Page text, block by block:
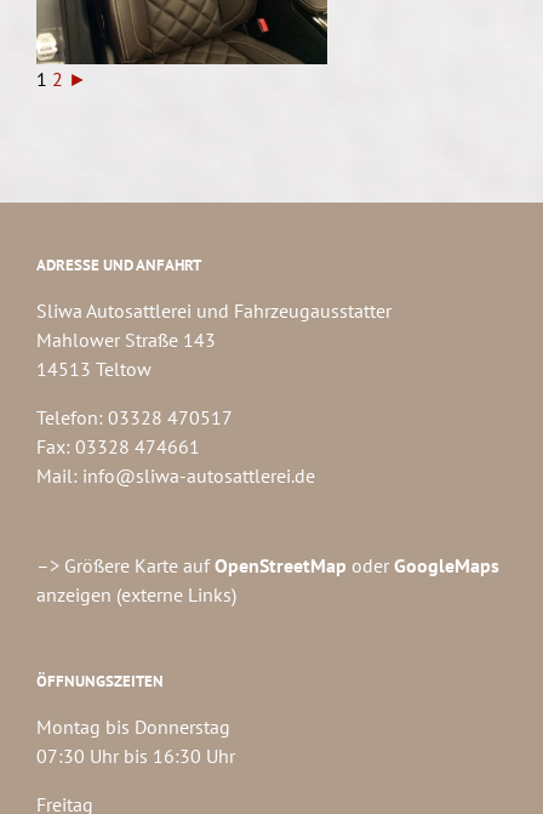
1 2 ►
ADRESSE UND ANFAHRT
Sliwa Autosattlerei und Fahrzeugausstatter
Mahlower Straße 143
14513 Teltow
Telefon: 03328 470517
Fax: 03328 474661
Mail: info@sliwa-autosattlerei.de
–> Größere Karte aufOpenStreetMap oder GoogleMaps
anzeigen (externe Links)
ÖFFNUNGSZEITEN
Montag bis Donnerstag
07:30 Uhr bis 16:30 Uhr
Freitag